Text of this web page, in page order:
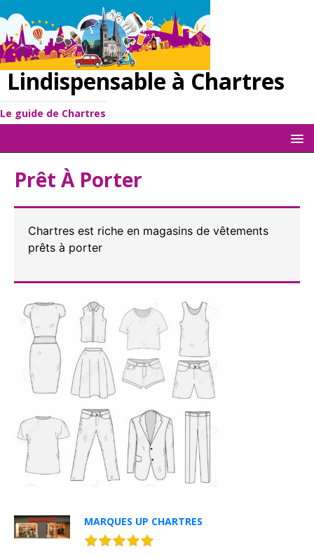
Lindispensable à Chartres
Le guide de Chartres
Prêt À Porter
Chartres est riche en magasins de vêtements
prêts à porter
MARQUES UP CHARTRES